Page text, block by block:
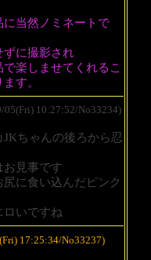
に当然ノミネートで
ずに撮影され
楽しませてくれるこ
す。
05(Fri) 10:27:52/No33234)
ちゃんの後ろから忍
お見事です
に食い込んだピンク
ロいですね
17:25:34/No33237)